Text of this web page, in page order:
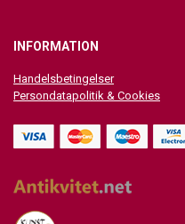
INFORMATION
Handelsbetingelser
Persondatapolitik & Cookies